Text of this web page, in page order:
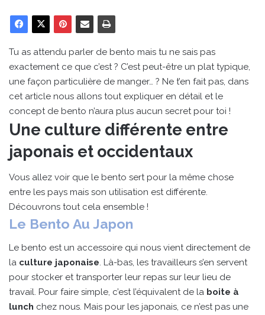
Tu as attendu parler de bento mais tu ne sais pas
exactement ce que c’est ? C’est peut-être un plat typique,
une façon particulière de manger… ? Ne t’en fait pas, dans
cet article nous allons tout expliquer en détail et le
concept de bento n’aura plus aucun secret pour toi !
Une culture différente entre
japonais et occidentaux
Vous allez voir que le bento sert pour la même chose
entre les pays mais son utilisation est différente.
Découvrons tout cela ensemble !
Le Bento Au Japon
Le bento est un accessoire qui nous vient directement de
la culture japonaise. Là-bas, les travailleurs s’en servent
pour stocker et transporter leur repas sur leur lieu de
travail. Pour faire simple, c’est l’équivalent de la boite à
lunch chez nous. Mais pour les japonais, ce n’est pas une